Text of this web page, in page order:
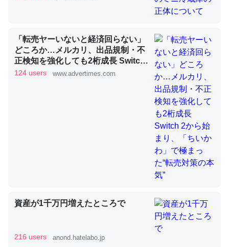
─GPTの仕組みと限界についての考察（１） - conceptualization
昆虫ってカルシウム少ないのか。知らんかった。調べたら
コオロギのカルシウム分はエビの600分の1程度。
─ニュース :: 【研究発表】昆虫学の大問題＝「昆虫はなぜ海にいな
論文では「淡水はカルシウムも酸素も不足してて両方に不
いる鋏角類（カブトガニ・ウミグモ）はカルシウムを使わ
ずキチンを強化してる筈だが、酵素が違うのか？
─ニュース :: 【研究発表】昆虫学の大問題＝「昆虫はなぜ海にいな
「転売ヤーいないと経済回らない」
どころか…メルカリ、出品規制・不
正検知を強化しても2桁成長 Switch
2から始まり、「ちいかわ」で極ま
124 users www.advertimes.com
資産が1千万円増えたところで
216 users anond.hatelabo.jp